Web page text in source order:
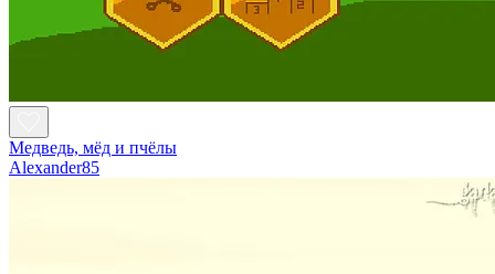
Медведь, мёд и пчёлы
Alexander85